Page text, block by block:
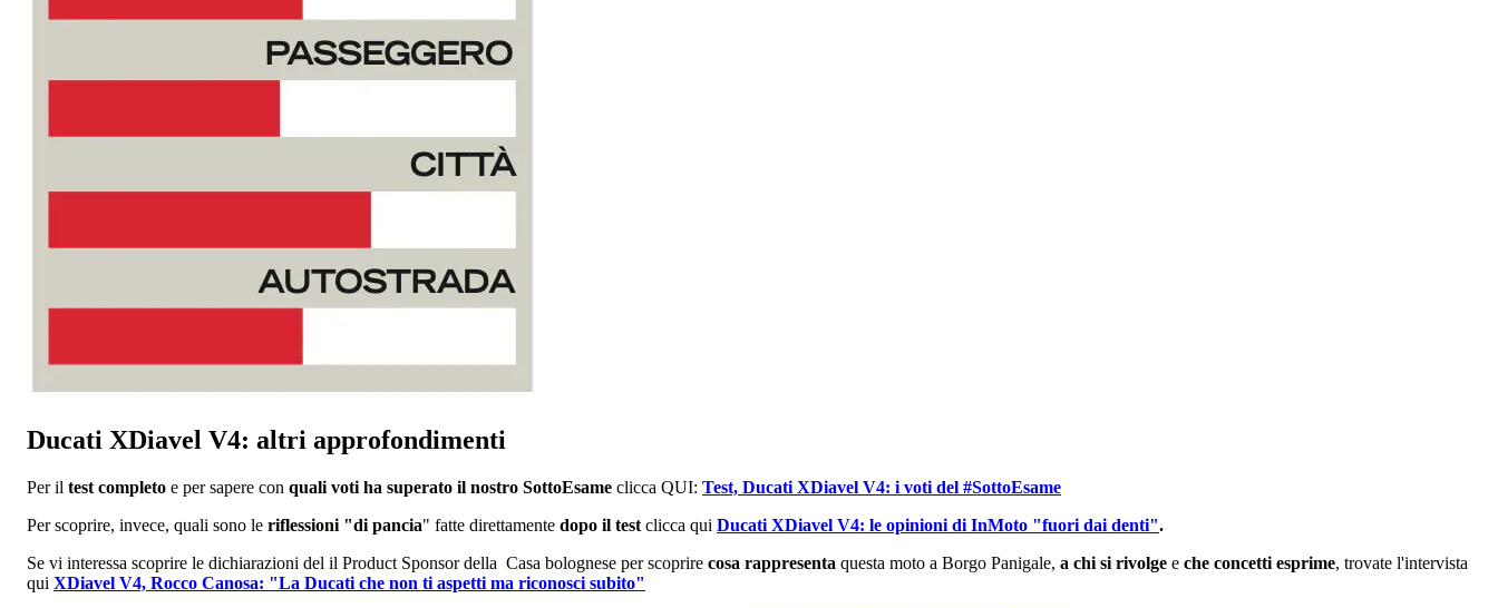
Ducati XDiavel V4: altri approfondimenti
Per il test completo e per sapere con quali voti ha superato il nostro SottoEsame clicca QUI: Test, Ducati XDiavel V4: i voti del #SottoEsame
Per scoprire, invece, quali sono le riflessioni "di pancia" fatte direttamente dopo il test clicca qui Ducati XDiavel V4: le opinioni di InMoto "fuori dai denti".
Se vi interessa scoprire le dichiarazioni del il Product Sponsor della Casa bolognese per scoprire cosa rappresenta questa moto a Borgo Panigale, a chi si rivolge e che concetti esprime, trovate l'intervista
qui XDiavel V4, Rocco Canosa: "La Ducati che non ti aspetti ma riconosci subito"